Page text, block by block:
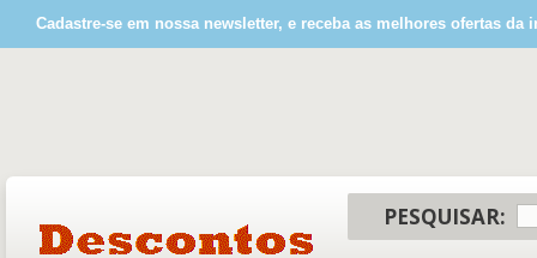
Cadastre-se em nossa newsletter, e receba as melhores ofertas da
PESQUISAR: